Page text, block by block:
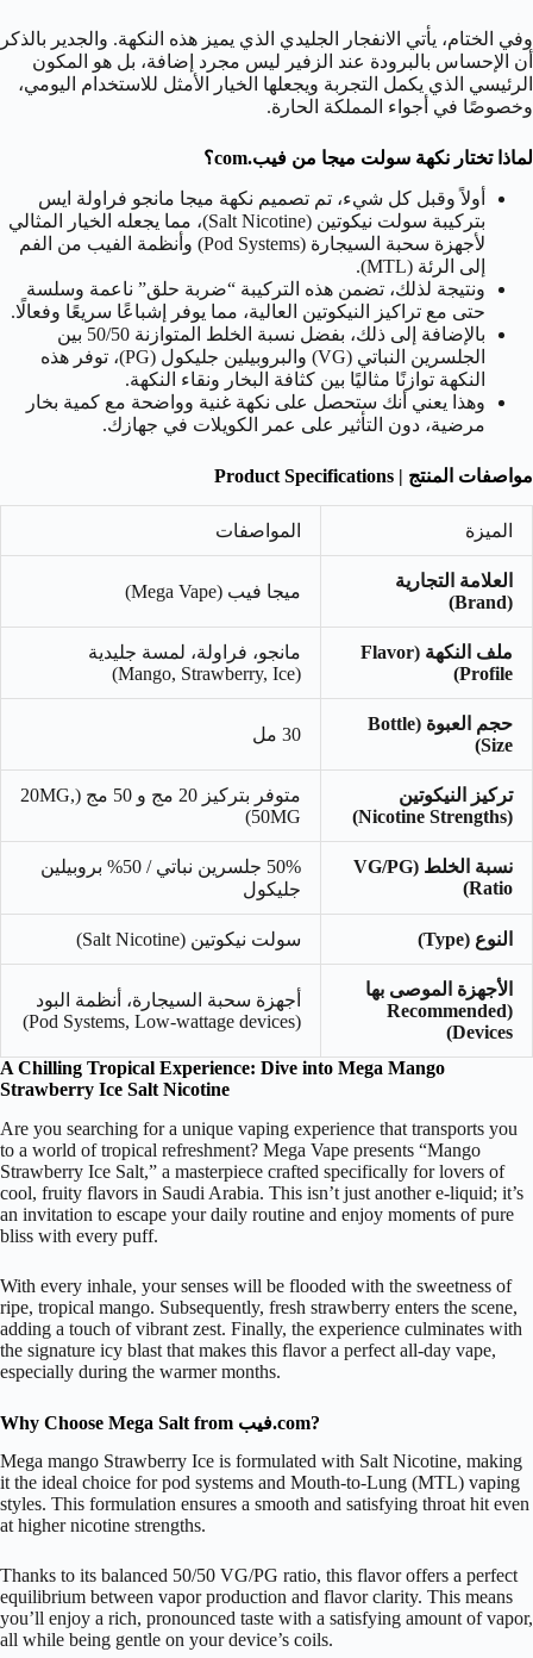
وفي الختام، يأتي الانفجار الجليدي الذي يميز هذه النكهة. والجدير بالذكر
أن الإحساس بالبرودة عند الزفير ليس مجرد إضافة، بل هو المكون
الرئيسي الذي يكمل التجربة ويجعلها الخيار الأمثل للاستخدام اليومي،
وخصوصًا في أجواء المملكة الحارة.
لماذا تختار نكهة سولت ميجا من فيب.com؟
أولاً وقبل كل شيء، تم تصميم نكهة ميجا مانجو فراولة ايس
بتركيبة سولت نيكوتين (Salt Nicotine)، مما يجعله الخيار المثالي
لأجهزة سحبة السيجارة (Pod Systems) وأنظمة الفيب من الفم
إلى الرئة (MTL).
ونتيجة لذلك، تضمن هذه التركيبة “ضربة حلق” ناعمة وسلسة
حتى مع تراكيز النيكوتين العالية، مما يوفر إشباعًا سريعًا وفعالًا.
بالإضافة إلى ذلك، بفضل نسبة الخلط المتوازنة 50/50 بين
الجلسرين النباتي (VG) والبروبيلين جليكول (PG)، توفر هذه
النكهة توازنًا مثاليًا بين كثافة البخار ونقاء النكهة.
وهذا يعني أنك ستحصل على نكهة غنية وواضحة مع كمية بخار
مرضية، دون التأثير على عمر الكويلات في جهازك.
مواصفات المنتج | Product Specifications
الميزة المواصفات
العلامة التجارية
(Brand)
ميجا فيب (Mega Vape)
ملف النكهة (Flavor
Profile)
مانجو، فراولة، لمسة جليدية
(Mango, Strawberry, Ice)
حجم العبوة (Bottle
Size)
30 مل
تركيز النيكوتين
(Nicotine Strengths)
متوفر بتركيز 20 مج و 50 مج (20MG,
50MG)
نسبة الخلط (VG/PG
Ratio)
50% جلسرين نباتي / 50%
بروبيلين
جليكول
النوع (Type) سولت نيكوتين (Salt Nicotine)
الأجهزة الموصى بها
(Recommended
Devices)
أجهزة سحبة السيجارة، أنظمة البود
(Pod Systems, Low-wattage devices)
A Chilling Tropical Experience: Dive into Mega Mango
Strawberry Ice Salt Nicotine
Are you searching for a unique vaping experience that transports you
to a world of tropical refreshment? Mega Vape presents “Mango
Strawberry Ice Salt,” a masterpiece crafted specifically for lovers of
cool, fruity flavors in Saudi Arabia. This isn’t just another e-liquid; it’s
an invitation to escape your daily routine and enjoy moments of pure
bliss with every puff.
With every inhale, your senses will be flooded with the sweetness of
ripe, tropical mango. Subsequently, fresh strawberry enters the scene,
adding a touch of vibrant zest. Finally, the experience culminates with
the signature icy blast that makes this flavor a perfect all-day vape,
especially during the warmer months.
Why Choose Mega Salt from فيب.com?
Mega mango Strawberry Ice is formulated with Salt Nicotine, making
it the ideal choice for pod systems and Mouth-to-Lung (MTL) vaping
styles. This formulation ensures a smooth and satisfying throat hit even
at higher nicotine strengths.
Thanks to its balanced 50/50 VG/PG ratio, this flavor offers a perfect
equilibrium between vapor production and flavor clarity. This means
you’ll enjoy a rich, pronounced taste with a satisfying amount of vapor,
all while being gentle on your device’s coils.